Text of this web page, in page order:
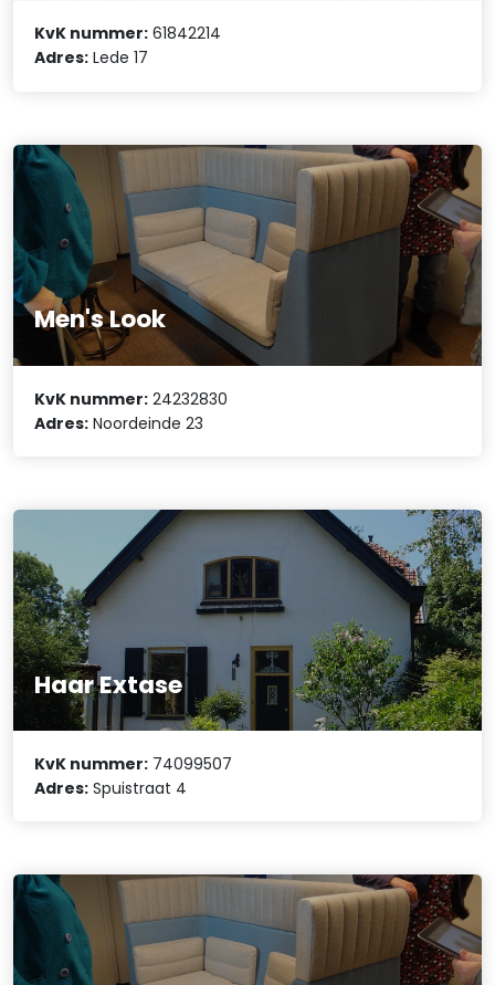
KvK nummer: 61842214
Adres: Lede 17
Men's Look
KvK nummer: 24232830
Adres: Noordeinde 23
Haar Extase
KvK nummer: 74099507
Adres: Spuistraat 4